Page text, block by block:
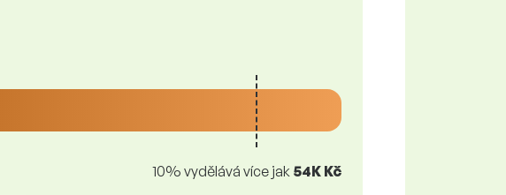
10% vydělává více jak 54K Kč